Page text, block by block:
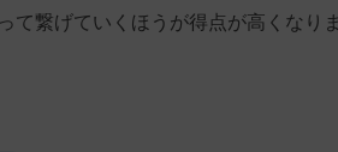
繋げていくほうが得点が高くなりま